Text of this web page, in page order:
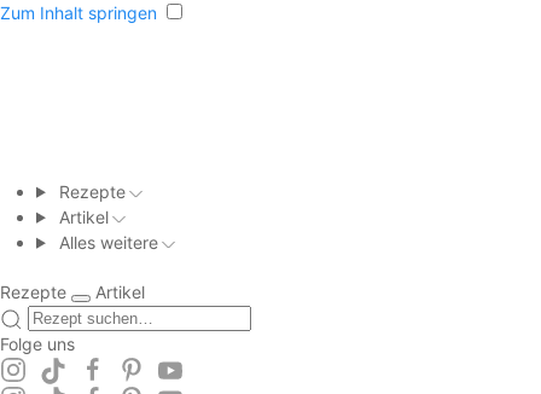
Zum Inhalt springen
Rezepte
Artikel
Alles weitere
Rezepte Artikel
Folge uns